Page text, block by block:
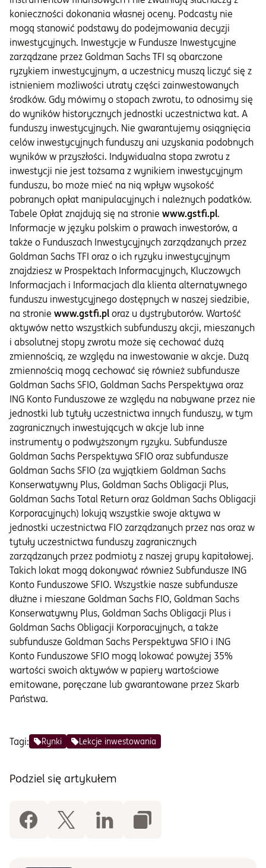
konieczności dokonania własnej oceny. Podcasty nie
mogą stanowić podstawy do podejmowania decyzji
inwestycyjnych. Inwestycje w Fundusze Inwestycyjne
zarządzane przez Goldman Sachs TFI są obarczone
ryzykiem inwestycyjnym, a uczestnicy muszą liczyć się z
istnieniem możliwości utraty części zainwestowanych
środków. Gdy mówimy o stopach zwrotu, to odnosimy się
do wyników historycznych jednostki uczestnictwa kat. A
funduszy inwestycyjnych. Nie gwarantujemy osiągnięcia
celów inwestycyjnych funduszy ani uzyskania podobnych
wyników w przyszłości. Indywidualna stopa zwrotu z
inwestycji nie jest tożsama z wynikiem inwestycyjnym
funduszu, bo może mieć na nią wpływ wysokość
pobranych opłat manipulacyjnych i należnych podatków.
Tabele Opłat znajdują się na stronie www.gstfi.pl.
Informacje w języku polskim o prawach inwestorów, a
także o Funduszach Inwestycyjnych zarządzanych przez
Goldman Sachs TFI oraz o ich ryzyku inwestycyjnym
znajdziesz w Prospektach Informacyjnych, Kluczowych
Informacjach i Informacjach dla klienta alternatywnego
funduszu inwestycyjnego dostępnych w naszej siedzibie,
na stronie www.gstfi.pl oraz u dystrybutorów. Wartość
aktywów netto wszystkich subfunduszy akcji, mieszanych
i absolutnej stopy zwrotu może się cechować dużą
zmiennością, ze względu na inwestowanie w akcje. Dużą
zmiennością mogą cechować się również subfundusze
Goldman Sachs SFIO, Goldman Sachs Perspektywa oraz
ING Konto Funduszowe ze względu na nabywane przez nie
jednostki lub tytuły uczestnictwa innych funduszy, w tym
zagranicznych inwestujących w akcje lub inne
instrumenty o podwyższonym ryzyku. Subfundusze
Goldman Sachs Perspektywa SFIO oraz subfundusze
Goldman Sachs SFIO (za wyjątkiem Goldman Sachs
Konserwatywny Plus, Goldman Sachs Obligacji Plus,
Goldman Sachs Total Return oraz Goldman Sachs Obligacji
Korporacyjnych) lokują wszystkie swoje aktywa w
jednostki uczestnictwa FIO zarządzanych przez nas oraz w
tytuły uczestnictwa funduszy zagranicznych
zarządzanych przez podmioty z naszej grupy kapitałowej.
Takich lokat mogą dokonywać również Subfundusze ING
Konto Funduszowe SFIO. Wszystkie nasze subfundusze
dłużne i mieszane Goldman Sachs FIO, Goldman Sachs
Konserwatywny Plus, Goldman Sachs Obligacji Plus i
Goldman Sachs Obligacji Korporacyjnych, a także
subfundusze Goldman Sachs Perspektywa SFIO i ING
Konto Funduszowe SFIO mogą lokować powyżej 35%
wartości swoich aktywów w papiery wartościowe
emitowane, poręczane lub gwarantowane przez Skarb
Państwa.
Tagi: Rynki Lekcje inwestowania
Podziel się artykułem